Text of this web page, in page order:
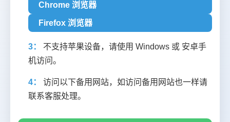
Chrome 浏览器
Firefox 浏览器
3：
不支持苹果设备，请使用 Windows 或 安卓手
机访问。
4：
访问以下备用网站，如访问备用网站也一样请
联系客服处理。